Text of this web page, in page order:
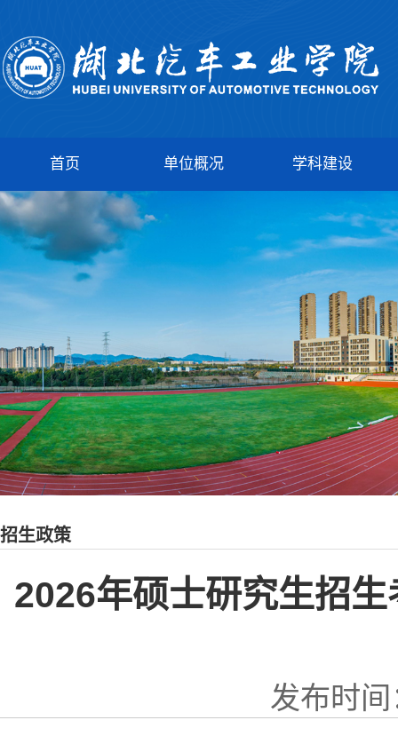
首页 单位概况 学科建设
招生政策
2026年硕士研究生招
发布时